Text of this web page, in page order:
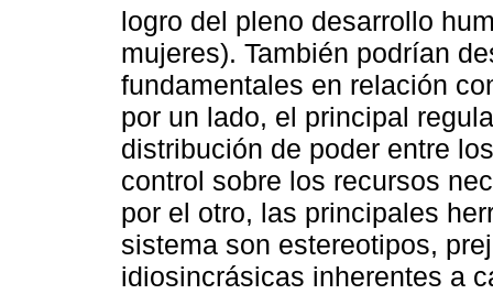
logro del pleno desarrollo
mujeres). También podrían
fundamentales en relación
por un lado, el principal
distribución de poder entre
control sobre los recursos
por el otro, las principales
sistema son estereotipos,
idiosincrásicas inherentes a